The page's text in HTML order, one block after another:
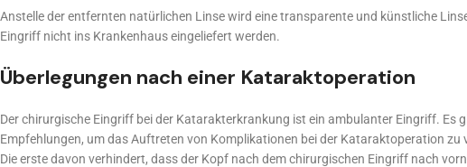
Anstelle der entfernten natürlichen Linse wird eine transparente und künstliche
Eingriff nicht ins Krankenhaus eingeliefert werden.
Überlegungen nach einer Kataraktoperation
Der chirurgische Eingriff bei der Katarakterkrankung ist ein ambulanter Eingriff. Es
Empfehlungen, um das Auftreten von Komplikationen bei der Kataraktoperation zu
Die erste davon verhindert, dass der Kopf nach dem chirurgischen Eingriff nach